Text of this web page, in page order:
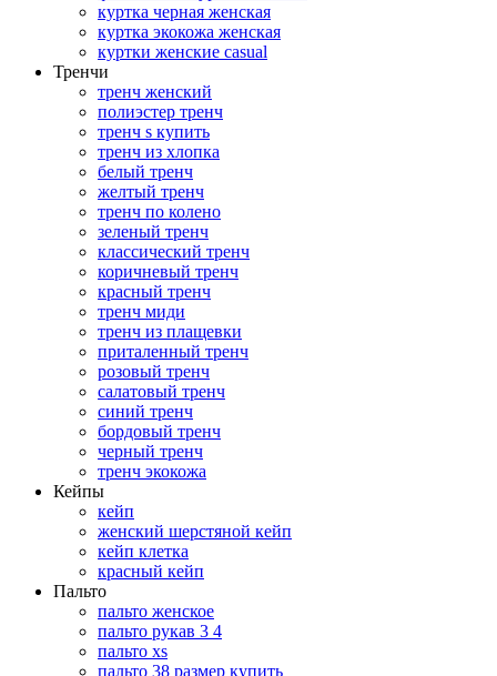
куртка черная женская
куртка экокожа женская
куртки женские casual
Тренчи
тренч женский
полиэстер тренч
тренч s купить
тренч из хлопка
белый тренч
желтый тренч
тренч по колено
зеленый тренч
классический тренч
коричневый тренч
красный тренч
тренч миди
тренч из плащевки
приталенный тренч
розовый тренч
салатовый тренч
синий тренч
бордовый тренч
черный тренч
тренч экокожа
Кейпы
кейп
женский шерстяной кейп
кейп клетка
красный кейп
Пальто
пальто женское
пальто рукав 3 4
пальто xs
пальто 38 размер купить